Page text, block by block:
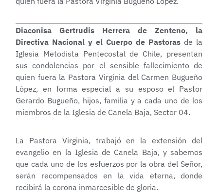
Diaconisa Gertrudis Herrera de Zenteno, la
Directiva Nacional y el Cuerpo de Pastoras de la
Iglesia Metodista Pentecostal de Chile, presentan
sus condolencias por el sensible fallecimiento de
quien fuera la Pastora Virginia del Carmen Bugueño
López, en forma especial a su esposo el Pastor
Gerardo Bugueño, hijos, familia y a cada uno de los
miembros de la Iglesia de Canela Baja, Sector 04.
La Pastora Virginia, trabajó en la extensión del
evangelio en la Iglesia de Canela Baja, y sabemos
que cada uno de los esfuerzos por la obra del Señor,
serán recompensados en la vida eterna, donde
recibirá la corona inmarcesible de gloria.